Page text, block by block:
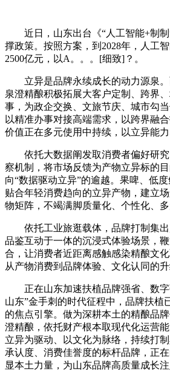
近日，山东出台《“人工智能+制制
撑政策。按照方案，到2028年，人工
2500亿元，以A。。。[细致]？。
立异是品牌永续成长的动力源泉。
泉澄精酿积极拓展大客户定制、跨界
事，为政企交换、文旅节庆、城市勾
以精准办事对接高端需求，以跨界融
价值正在多元使用中持续，以立异能力
依托大数据阐发取消费者偏好研究
察机制，将市场反馈为产物立异标的
向“数据驱动立异”的逾越。果啤、低度
贴合年轻消费趋向的立异产物，建立
物矩阵，不竭满脚质量化、个性化、多
依托工业旅逛载体，品牌打制集出
品鉴互动于一体的沉浸式体验场景，
合，让消费者近距离感触感染精酿文
从产物消费到品牌体验、文化认同的升
正在山东加速扶植品牌强省、数字
山东”金手刺的时代征程中，品牌扶植
的焦点引擎。做为深耕本土的精酿品
澄精酿，依托财产根本取现代化运营
立异为驱动、以文化为脉络，持续打
承认度、消费佳誉度的标杆品牌，正
显本土力量，为山东品牌高质量成长注